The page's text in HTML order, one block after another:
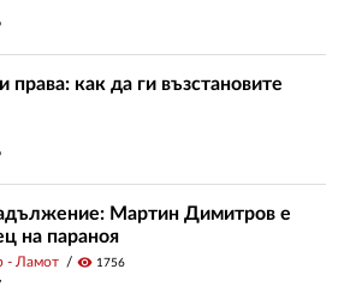
права: как да ги възстановите
Мартин Димитров е
на параноя
- Ламот visibility 1756